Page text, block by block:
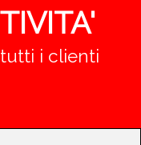
i clienti